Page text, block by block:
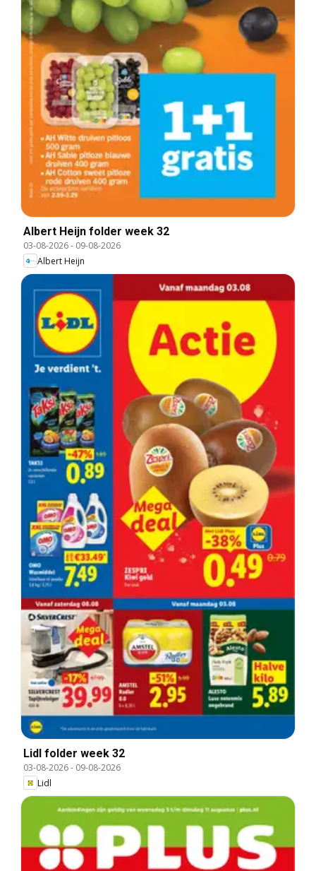
Albert Heijn folder week 32
03-08-2026- 09-08-2026
Albert Heijn
Lidl folder week 32
03-08-2026- 09-08-2026
Lidl